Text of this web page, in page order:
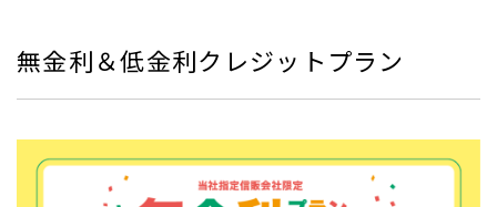
無金利＆低金利クレジットプラン